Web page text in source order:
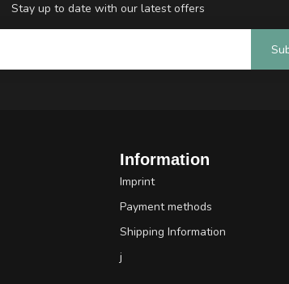
Stay up to date with our latest offers
Information
Imprint
Payment methods
Shipping Information
j